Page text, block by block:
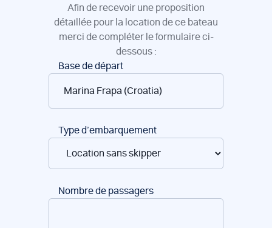
Afin de recevoir une proposition
détaillée pour la location de ce bateau
merci de compléter le formulaire ci-
dessous :
Réservation
bateaux
Base de départ
Type d’embarquement
Nombre de passagers